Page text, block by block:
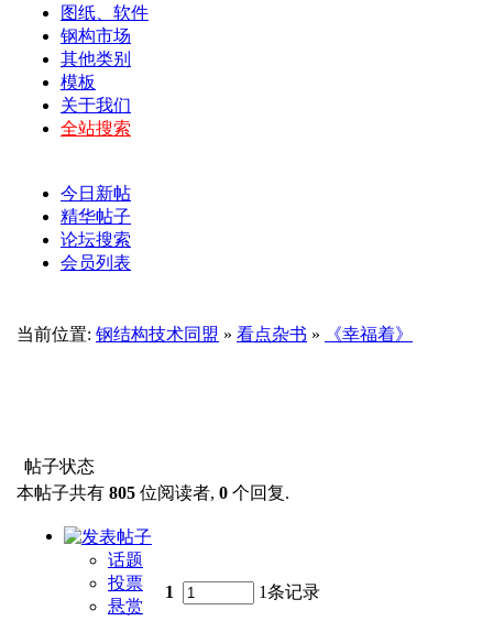
图纸、软件
钢构市场
其他类别
模板
关于我们
全站搜索
今日新帖
精华帖子
论坛搜索
会员列表
当前位置: 钢结构技术同盟 » 看点杂书 » 《幸福着》
帖子状态
本帖子共有 805 位阅读者, 0 个回复.
话题
投票
悬赏
1 1条记录